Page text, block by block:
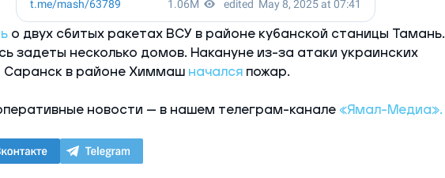
о двух сбитых ракетах ВСУ в районе кубанской станицы Тамань.
задеты несколько домов. Накануне из-за атаки украинских
Саранск в районе Химмаш началсяпожар.
новости — в нашем телеграм-канале «Ямал-Медиа».